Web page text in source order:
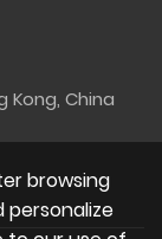
Kong, China
browsing
personalize